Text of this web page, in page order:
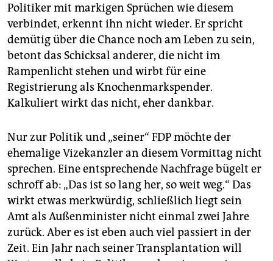
Politiker mit markigen Sprüchen wie diesem
verbindet, erkennt ihn nicht wieder. Er spricht
demütig über die Chance noch am Leben zu sein,
betont das Schicksal anderer, die nicht im
Rampenlicht stehen und wirbt für eine
Registrierung als Knochenmarkspender.
Kalkuliert wirkt das nicht, eher dankbar.
Nur zur Politik und „seiner“ FDP möchte der
ehemalige Vizekanzler an diesem Vormittag nicht
sprechen. Eine entsprechende Nachfrage bügelt er
schroff ab: „Das ist so lang her, so weit weg.“ Das
wirkt etwas merkwürdig, schließlich liegt sein
Amt als Außenminister nicht einmal zwei Jahre
zurück. Aber es ist eben auch viel passiert in der
Zeit. Ein Jahr nach seiner Transplantation will